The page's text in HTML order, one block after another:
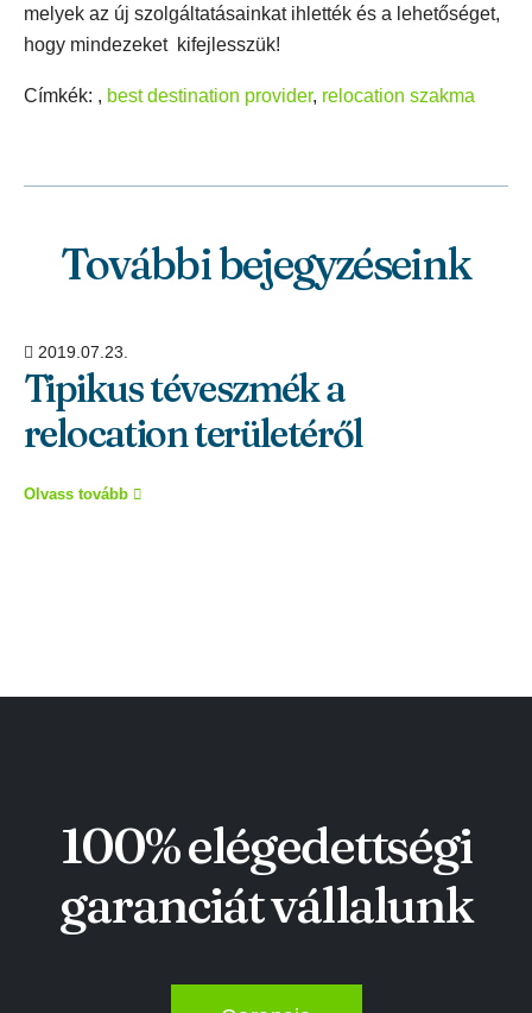
melyek az új szolgáltatásainkat ihlették és a lehetőséget,
hogy mindezeket kifejlesszük!
Címkék: , best destination provider, relocation szakma
További bejegyzéseink
2019.07.23.
Tipikus téveszmék a
relocation területéről
Olvass tovább
100% elégedettségi
garanciát vállalunk